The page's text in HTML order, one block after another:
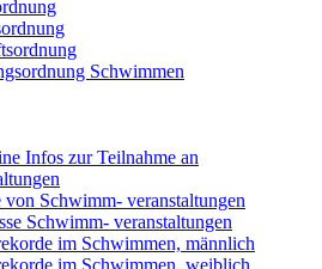
Schwimmen
Infos zur Teilnahme an
von Schwimm- veranstaltungen
Schwimm- veranstaltungen
im Schwimmen, männlich
im Schwimmen, weiblich